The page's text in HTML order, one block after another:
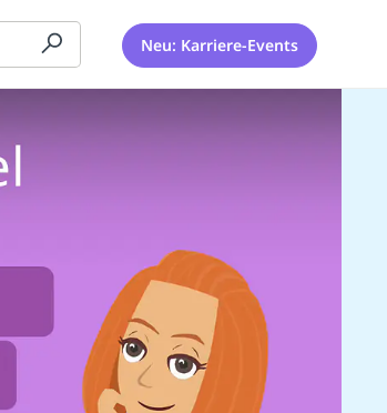
Neu: Karriere-Events